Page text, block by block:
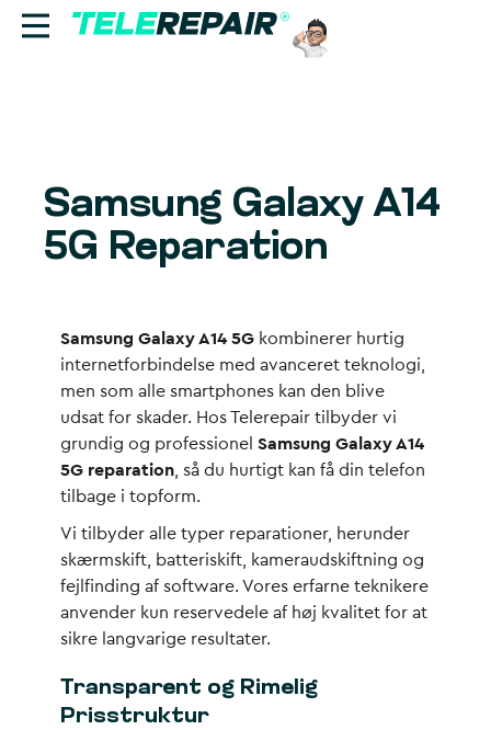
Find butik
Ring til os:
+45 70 60 55 90
Samsung Galaxy A14
5G Reparation
Samsung Galaxy A14 5G kombinerer hurtig
internetforbindelse med avanceret teknologi,
men som alle smartphones kan den blive
udsat for skader. Hos Telerepair tilbyder vi
grundig og professionel Samsung Galaxy A14
5G reparation , så du hurtigt kan få din telefon
tilbage i topform.
Vi tilbyder alle typer reparationer, herunder
skærmskift, batteriskift, kameraudskiftning og
fejlfinding af software. Vores erfarne teknikere
anvender kun reservedele af høj kvalitet for at
sikre langvarige resultater.
Transparent og Rimelig
Prisstruktur